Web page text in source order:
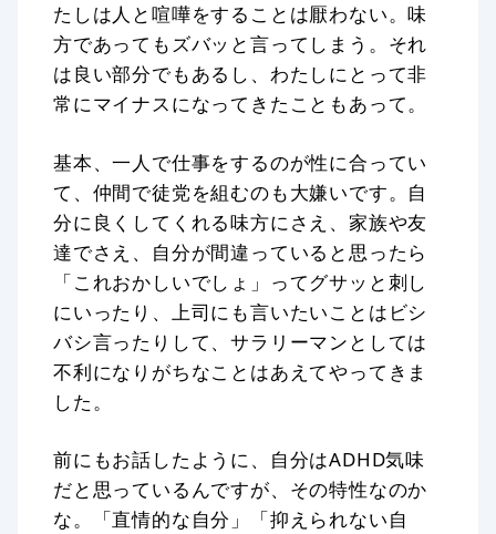
たしは人と喧嘩をすることは厭わない。味
方であってもズバッと言ってしまう。それ
は良い部分でもあるし、わたしにとって非
常にマイナスになってきたこともあって。
基本、一人で仕事をするのが性に合ってい
て、仲間で徒党を組むのも大嫌いです。自
分に良くしてくれる味方にさえ、家族や友
達でさえ、自分が間違っていると思ったら
「これおかしいでしょ」ってグサッと刺し
にいったり、上司にも言いたいことはビシ
バシ言ったりして、サラリーマンとしては
不利になりがちなことはあえてやってきま
した。
前にもお話したように、自分はADHD気味
だと思っているんですが、その特性なのか
な。「直情的な自分」「抑えられない自